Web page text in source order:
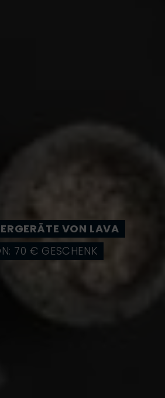
VON LAVA
70 € GESCHENK